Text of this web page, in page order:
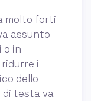
molto forti
assunto
o in
i
dello
di testa va